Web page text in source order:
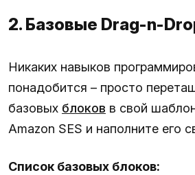
2. Базовые Drag-n-
Никаких навыков
понадобится – просто
базовых блоков в свой
Amazon SES и наполните его
Список базовых блоков: